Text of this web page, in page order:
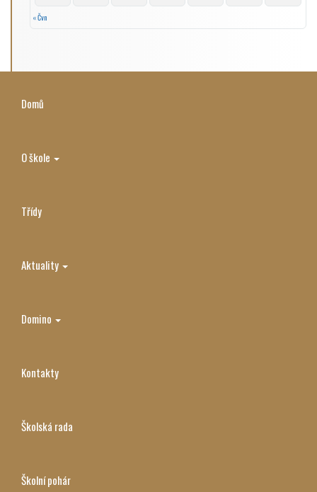
« Čvn
Domů
O škole
Třídy
Aktuality
Domino
Kontakty
Školská rada
Školní pohár